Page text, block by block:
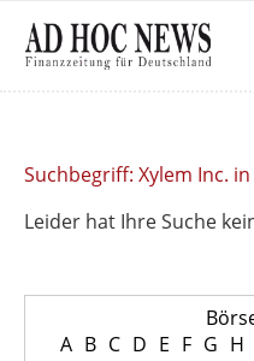
Suchbegriff: Xylem Inc.
Leider hat Ihre Suche
A B C D E F G H